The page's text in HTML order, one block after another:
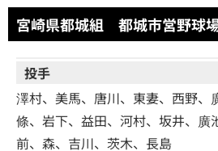
宮崎県都城組 都城市営野球
投手
澤村、美馬、唐川、東妻、西野、
條、岩下、益田、河村、坂井、廣
前、森、吉川、茨木、長島